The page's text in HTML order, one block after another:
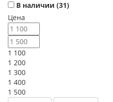
В наличии (31)
Цена
1 100
1 200
1 300
1 400
1 500